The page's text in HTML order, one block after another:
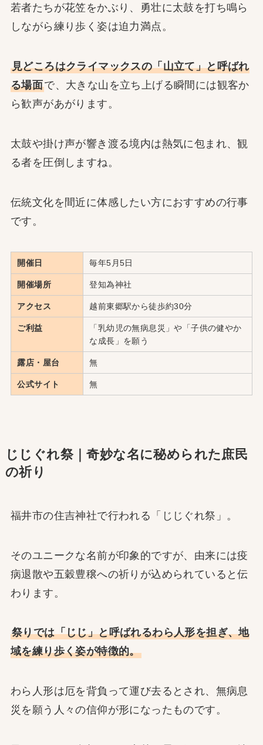
若者たちが花笠をかぶり、勇壮に太鼓を打ち鳴ら
しながら練り歩く姿は迫力満点。
見どころはクライマックスの「山立て」と呼ばれ
る場面で、大きな山を立ち上げる瞬間には観客か
ら歓声があがります。
太鼓や掛け声が響き渡る境内は熱気に包まれ、観
る者を圧倒しますね。
伝統文化を間近に体感したい方におすすめの行事
です。
開催日 毎年5月5日
開催場所 登知為神社
アクセス 越前東郷駅から徒歩約30分
ご利益
「乳幼児の無病息災」や「子供の健やか
な成長」を願う
露店・屋台 無
公式サイト 無
じじぐれ祭｜奇妙な名に秘められた庶民
の祈り
福井市の住吉神社で行われる「じじぐれ祭」。
そのユニークな名前が印象的ですが、由来には疫
病退散や五穀豊穣への祈りが込められていると伝
わります。
祭りでは「じじ」と呼ばれるわら人形を担ぎ、地
域を練り歩く姿が特徴的。
わら人形は厄を背負って運び去るとされ、無病息
災を願う人々の信仰が形になったものです。